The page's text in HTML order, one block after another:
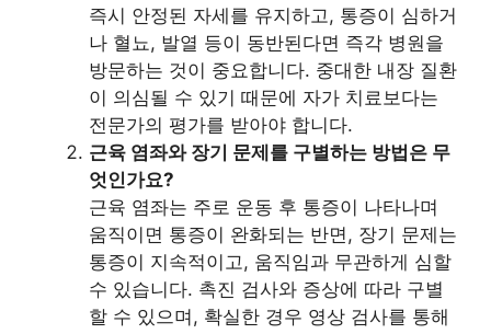
즉시 안정된 자세를 유지하고, 통증이 심하거
나 혈뇨, 발열 등이 동반된다면 즉각 병원을
방문하는 것이 중요합니다. 중대한 내장 질환
이 의심될 수 있기 때문에 자가 치료보다는
전문가의 평가를 받아야 합니다.
근육 염좌와 장기 문제를 구별하는 방법은 무
엇인가요?
근육 염좌는 주로 운동 후 통증이 나타나며
움직이면 통증이 완화되는 반면, 장기 문제는
통증이 지속적이고, 움직임과 무관하게 심할
수 있습니다. 촉진 검사와 증상에 따라 구별
할 수 있으며, 확실한 경우 영상 검사를 통해